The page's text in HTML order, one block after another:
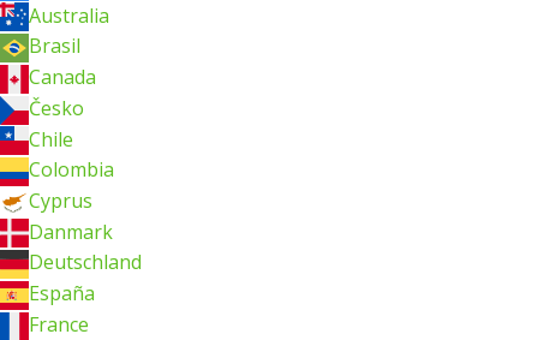
Australia
Brasil
Canada
Česko
Chile
Colombia
Cyprus
Danmark
Deutschland
España
France